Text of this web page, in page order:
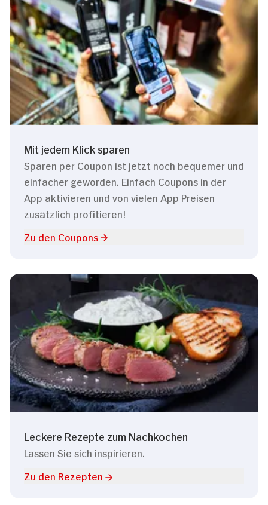
Mit jedem Klick sparen
Sparen per Coupon ist jetzt noch bequemer und
einfacher geworden. Einfach Coupons in der
App aktivieren und von vielen App Preisen
zusätzlich profitieren!
Zu den Coupons
Leckere Rezepte zum Nachkochen
Lassen Sie sich inspirieren.
Zu den Rezepten